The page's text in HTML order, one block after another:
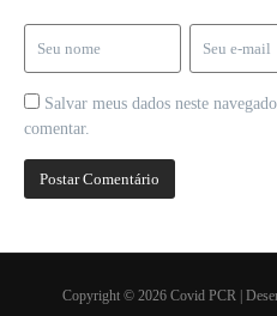
Salvar meus dados neste
comentar.
Copyright © 2026 Covid PCR |